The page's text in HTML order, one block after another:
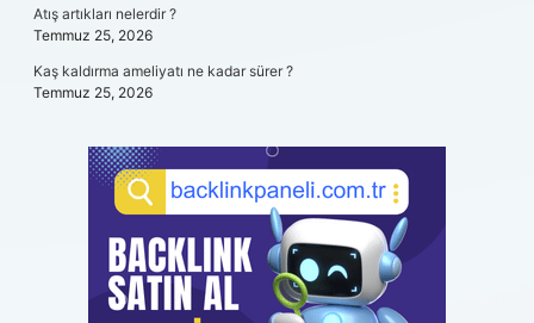
Atış artıkları nelerdir ?
Temmuz 25, 2026
Kaş kaldırma ameliyatı ne kadar sürer ?
Temmuz 25, 2026